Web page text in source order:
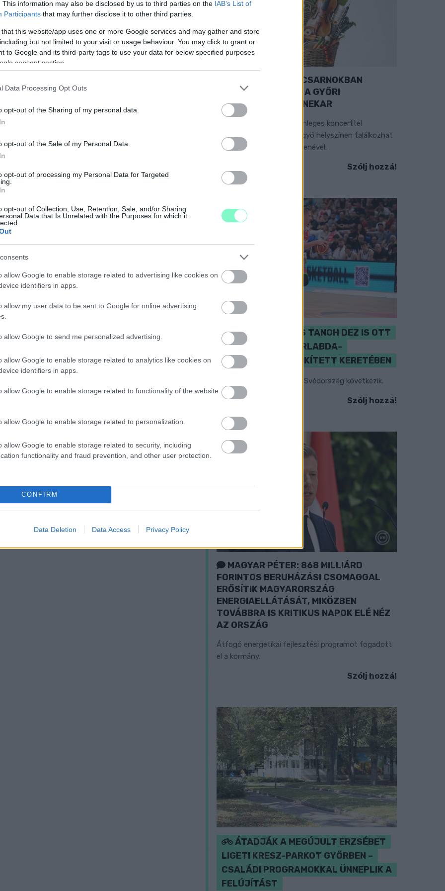
This information may also be disclosed by us to third parties on the IAB’s List of
Participants that may further disclose it to other third parties.
that this website/app uses one or more Google services and may gather and store
but not limited to your visit or usage behaviour. You may click to grant or
to Google and its third-party tags to use your data for below specified purposes
consent section.
Data Processing Opt Outs
opt-out of the Sharing of my personal data.
opt-out of the Sale of my Personal Data.
opt-out of processing my Personal Data for Targeted
opt-out of Collection, Use, Retention, Sale, and/or Sharing
Data that Is Unrelated with the Purposes for which it
allow Google to enable storage related to advertising like cookies on
identifiers in apps.
allow my user data to be sent to Google for online advertising
allow Google to send me personalized advertising.
allow Google to enable storage related to analytics like cookies on
identifiers in apps.
allow Google to enable storage related to functionality of the website
allow Google to enable storage related to personalization.
allow Google to enable storage related to security, including
functionality and fraud prevention, and other user protection.
CONFIRM
Data Deletion Data Access Privacy Policy
EXTRA: A VÁSÁRCSARNOKBAN
NYITJA ÚJ ÉVADÁT A GYŐRI
FILHARMONIKUS ZENEKAR
A „Zenélő piac” című különleges koncerttel
szeptember 7-én rendhagyó helyszínen találkozhat
a közönség a klasszikus zenével.
Szólj hozzá!
PERL, VÁRADI ÉS TANOH DEZ IS OTT
VAN A FÉRFI KOSÁRLABDA-
VÁLOGATOTT SZŰKÍTETT KERETÉBEN
Észtország, Szlovénia és Svédország következik.
Szólj hozzá!
MAGYAR PÉTER: 868 MILLIÁRD
FORINTOS BERUHÁZÁSI CSOMAGGAL
ERŐSÍTIK MAGYARORSZÁG
ENERGIAELLÁTÁSÁT, MIKÖZBEN
TOVÁBBRA IS KRITIKUS NAPOK ELÉ NÉZ
AZ ORSZÁG
Átfogó energetikai fejlesztési programot fogadott
el a kormány.
Szólj hozzá!
ÁTADJÁK A MEGÚJULT ERZSÉBET
LIGETI KRESZ-PARKOT GYŐRBEN –
CSALÁDI PROGRAMOKKAL ÜNNEPLIK A
FELÚJÍTÁST